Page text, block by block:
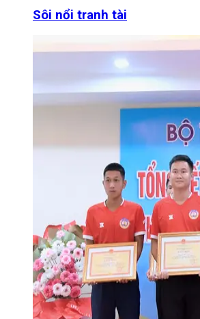
Sôi nổi tranh tài